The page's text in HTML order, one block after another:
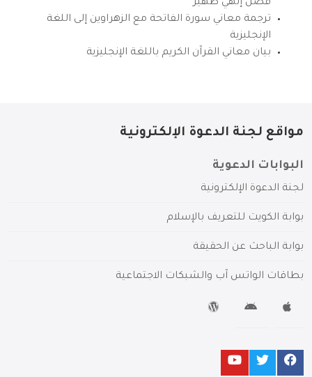
فضل إلهي ظهير
ترجمة معاني سورة الفاتحة مع الزهراوين إلى اللغة
الإنجليزية
بيان معاني القرآن الكريم باللغة الإنجليزية
مواقع لجنة الدعوة الإلكترونية
البوابات الدعوية
لجنة الدعوة الإلكترونية
بوابة الكويت للتعريف بالإسلام
بوابة الباحث عن الحقيقة
بطاقات الواتس آب والشبكات الاجتماعية